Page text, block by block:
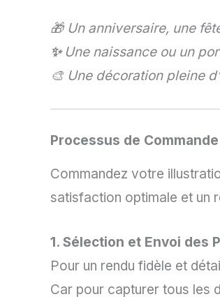
🎁 Un anniversaire, une
✨Une naissance ou un
🎨 Une décoration pleine
Processus de
Commandez votre
satisfaction optimale et un
1. Sélection et Envoi des
Pour un rendu fidèle et
Car pour capturer tous les